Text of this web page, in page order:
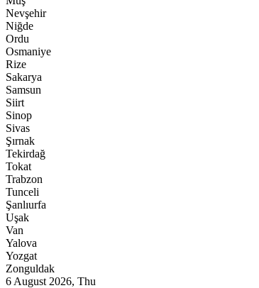
Nevşehir
Niğde
Ordu
Osmaniye
Rize
Sakarya
Samsun
Siirt
Sinop
Sivas
Şırnak
Tekirdağ
Tokat
Trabzon
Tunceli
Şanlıurfa
Uşak
Van
Yalova
Yozgat
Zonguldak
6 August 2026, Thu